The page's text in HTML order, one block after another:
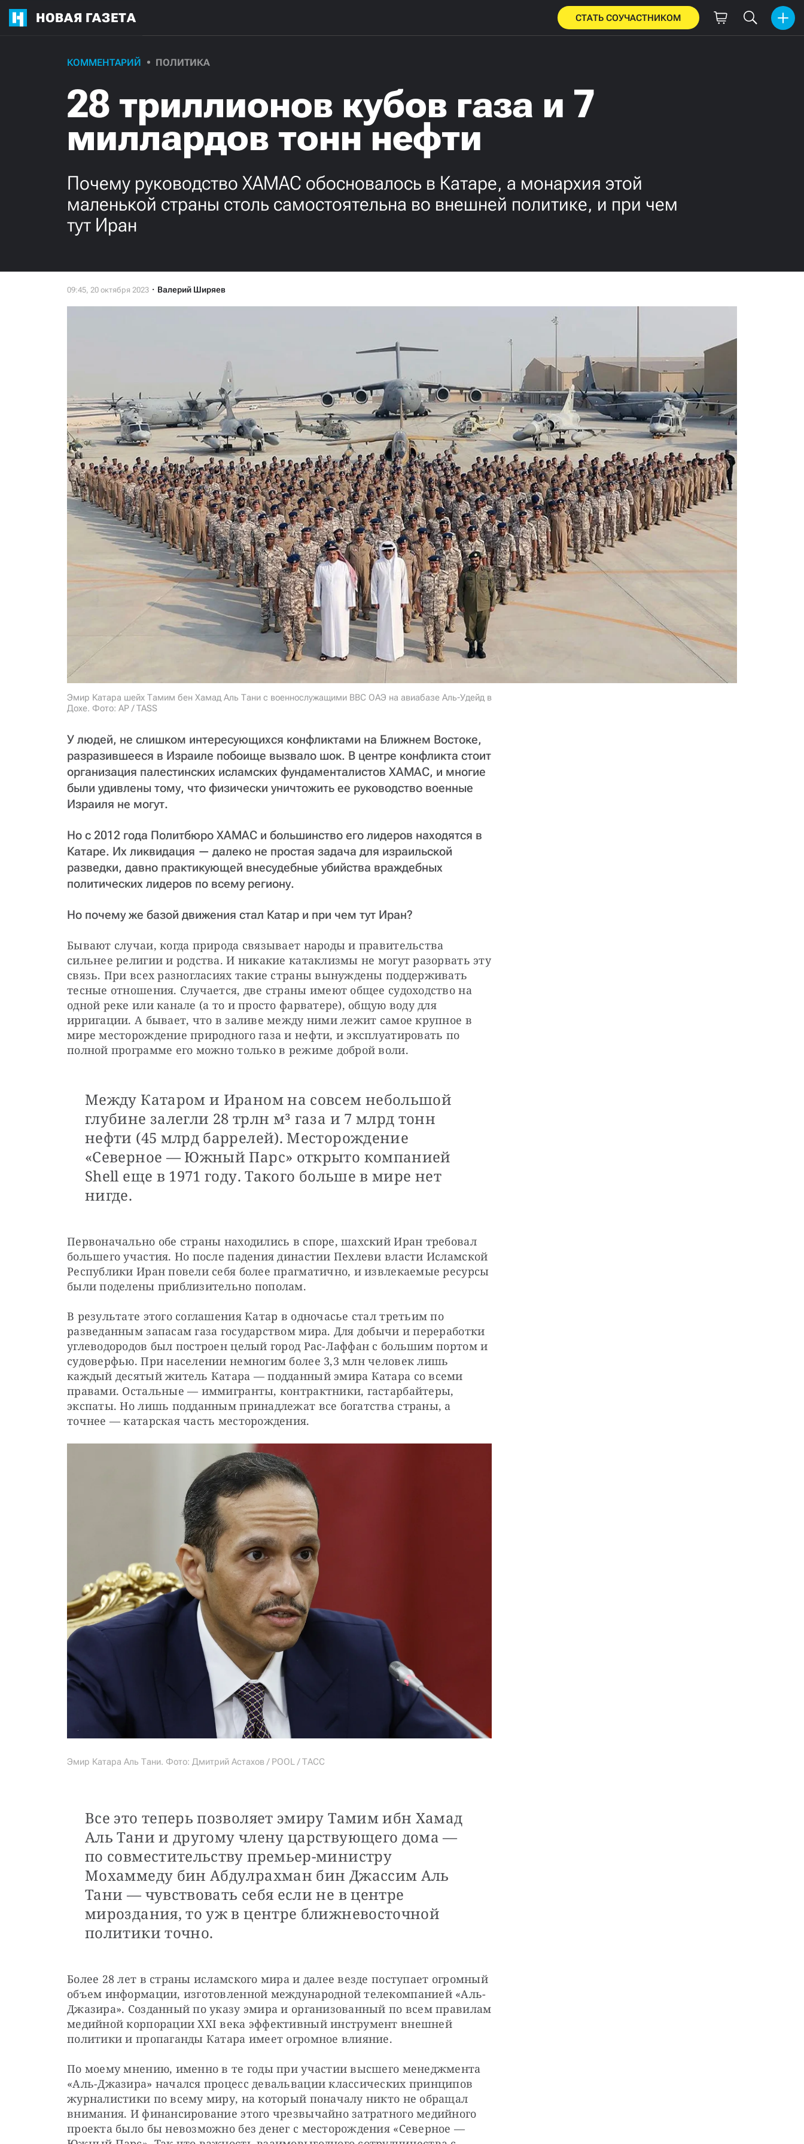
НОВАЯ ГАЗЕТА СТАТЬ СОУЧАСТНИКОМ
КОММЕНТАРИЙ ПОЛИТИКА
28 триллионов кубов газа и 7
миллардов тонн нефти
Почему руководство ХАМАС обосновалось в Катаре, а монархия этой
маленькой страны столь самостоятельна во внешней политике, и при чем
тут Иран
Валерий Ширяев
Эмир Катара шейх Тамим бен Хамад Аль Тани с военнослужащими ВВС ОАЭ на авиабазе Аль-Удейд в
Дохе. Фото: AP / TASS
У людей, не слишком интересующихся конфликтами на Ближнем Востоке,
разразившееся в Израиле побоище вызвало шок. В центре конфликта стоит
организация палестинских исламских фундаменталистов ХАМАС, и многие
были удивлены тому, что физически уничтожить ее руководство военные
Израиля не могут.
Но с 2012 года Политбюро ХАМАС и большинство его лидеров находятся в
Катаре. Их ликвидация — далеко не простая задача для израильской
разведки, давно практикующей внесудебные убийства враждебных
политических лидеров по всему региону.
Но почему же базой движения стал Катар и при чем тут Иран?
Бывают случаи, когда природа связывает народы и правительства
сильнее религии и родства. И никакие катаклизмы не могут разорвать эту
связь. При всех разногласиях такие страны вынуждены поддерживать
тесные отношения. Случается, две страны имеют общее судоходство на
одной реке или канале (а то и просто фарватере), общую воду для
ирригации. А бывает, что в заливе между ними лежит самое крупное в
мире месторождение природного газа и нефти, и эксплуатировать по
полной программе его можно только в режиме доброй воли.
Между Катаром и Ираном на совсем небольшой
глубине залегли 28 трлн м³ газа и 7 млрд тонн
нефти (45 млрд баррелей). Месторождение
«Северное — Южный Парс» открыто компанией
Shell еще в 1971 году. Такого больше в мире нет
нигде.
Первоначально обе страны находились в споре, шахский Иран требовал
большего участия. Но после падения династии Пехлеви власти Исламской
Республики Иран повели себя более прагматично, и извлекаемые ресурсы
были поделены приблизительно пополам.
В результате этого соглашения Катар в одночасье стал третьим по
разведанным запасам газа государством мира. Для добычи и переработки
углеводородов был построен целый город Рас-Лаффан с большим портом и
судоверфью. При населении немногим более 3,3 млн человек лишь
каждый десятый житель Катара — подданный эмира Катара со всеми
правами. Остальные — иммигранты, контрактники, гастарбайтеры,
экспаты. Но лишь подданным принадлежат все богатства страны, а
точнее — катарская часть месторождения.
Эмир Катара Аль Тани. Фото: Дмитрий Астахов / POOL / ТАСС
Все это теперь позволяет эмиру Тамим ибн Хамад
Аль Тани и другому члену царствующего дома —
по совместительству премьер-министру
Мохаммеду бин Абдулрахман бин Джассим Аль
Тани — чувствовать себя если не в центре
мироздания, то уж в центре ближневосточной
политики точно.
Более 28 лет в страны исламского мира и далее везде поступает огромный
объем информации, изготовленной международной телекомпанией «Аль-
Джазира». Созданный по указу эмира и организованный по всем правилам
медийной корпорации XXI века эффективный инструмент внешней
политики и пропаганды Катара имеет огромное влияние.
По моему мнению, именно в те годы при участии высшего менеджмента
«Аль-Джазира» начался процесс девальвации классических принципов
журналистики по всему миру, на который поначалу никто не обращал
внимания. И финансирование этого чрезвычайно затратного медийного
проекта было бы невозможно без денег с месторождения «Северное —